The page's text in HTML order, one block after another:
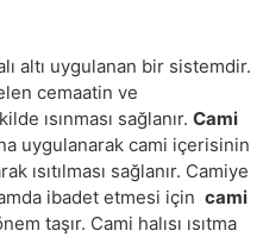
altı uygulanan bir sistemdir.
cemaatin ve
ısınması sağlanır. Cami
uygulanarak cami içerisinin
ısıtılması sağlanır. Camiye
ibadet etmesi için cami
taşır. Cami halısı ısıtma